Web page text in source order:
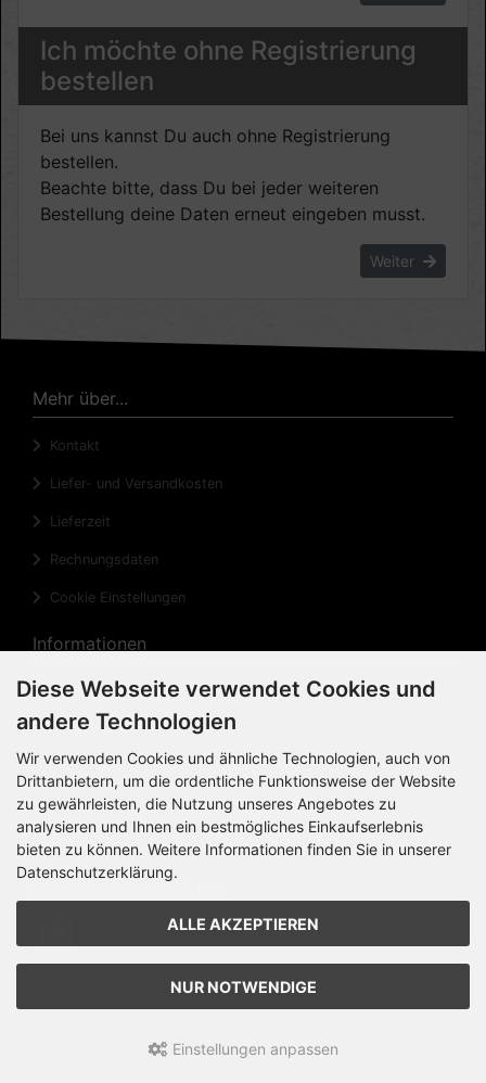
Ich möchte ohne Registrierung
bestellen
Bei uns kannst Du auch ohne Registrierung
bestellen.
Beachte bitte, dass Du bei jeder weiteren
Bestellung deine Daten erneut eingeben musst.
Weiter
Mehr über...
Kontakt
Liefer- und Versandkosten
Lieferzeit
Rechnungsdaten
Cookie Einstellungen
Informationen
Privatsphäre und Datenschutz
Widerrufsrecht
Widerrufsformular
Impressum
Sitemap
Newsletter-Anmeldung
Der Newsletter kann jederzeithierabbestellt werden.
KINK Records Online-Shop © 2026 | Template © 2026 by
Diese Webseite verwendet Cookies und
andere Technologien
Wir verwenden Cookies und ähnliche Technologien, auch von
Drittanbietern, um die ordentliche Funktionsweise der Website
zu gewährleisten, die Nutzung unseres Angebotes zu
analysieren und Ihnen ein bestmögliches Einkaufserlebnis
bieten zu können. Weitere Informationen finden Sie in unserer
Datenschutzerklärung.
ALLE AKZEPTIEREN
NUR NOTWENDIGE
Einstellungen anpassen